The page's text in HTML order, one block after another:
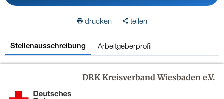
drucken teilen
Stellenausschreibung Arbeitgeberprofil